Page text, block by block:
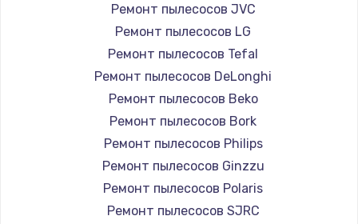
Замена конфорки
1100 руб.
Замена платы сенсора
900 руб.
Замена регулятора режимов конфорки
Ремонт пылесосов JVC
Ремонт пылесосов LG
Ремонт пылесосов Tefal
Ремонт пылесосов DeLonghi
Ремонт пылесосов Beko
Ремонт пылесосов Bork
Ремонт пылесосов Philips
Ремонт пылесосов Ginzzu
Ремонт пылесосов Polaris
Ремонт пылесосов SJRC